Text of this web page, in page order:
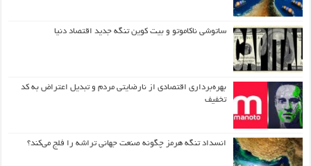
ساتوشی ناکاموتو و بیت کوین تنگه جدید اقتصاد دنیا
بهره‌برداری اقتصادی از نارضایتی مردم و تبدیل اعتراض به کد
تخفیف
انسداد تنگه هرمز چگونه صنعت جهانی تراشه را فلج می‌کند؟